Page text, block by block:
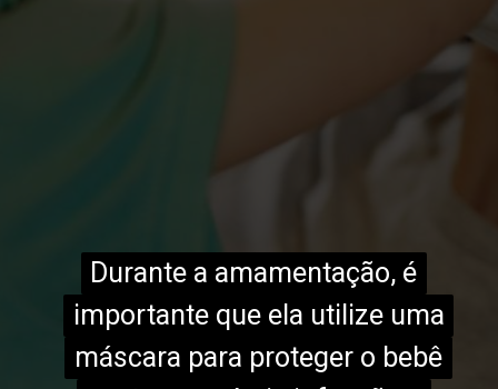
Durante a amamentação, é
importante que ela utilize uma
máscara para proteger o bebê
Durante a amamentação, é
importante que ela utilize uma
máscara para proteger o bebê